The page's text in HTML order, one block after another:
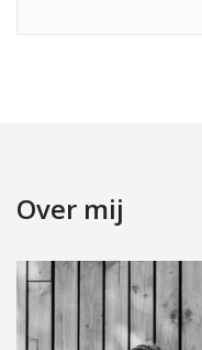
Over mij